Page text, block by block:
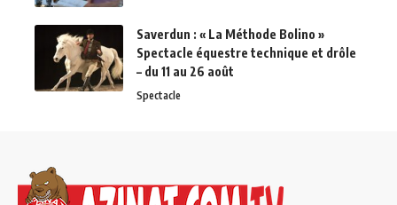
Saverdun : « La Méthode Bolino »
Spectacle équestre technique et drôle
– du 11 au 26 août
Spectacle